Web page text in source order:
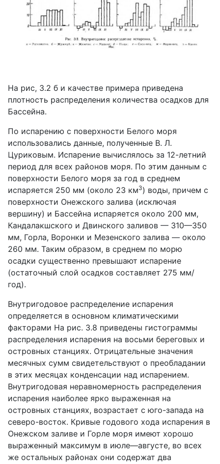
На рис, 3.2 б и качестве примера приведена
плотность распределения количества осадков для
Бассейна.
По испарению с поверхности Белого моря
использовались данные, полученные В. Л.
Цуриковым. Испарение вычислялось за 12-летний
период для всех районов моря. По этим данным с
поверхности Белого моря за год в среднем
испаряется 250 мм (около 23 км3) воды, причем с
поверхности Онежского залива (исключая
вершину) и Бассейна испаряется около 200 мм,
Кандалакшского и Двинского заливов — 310—350
мм, Горла, Воронки и Мезенского залива — около
260 мм. Таким образом, в среднем по морю
осадки существенно превышают испарение
(остаточный слой осадков составляет 275 мм/
год).
Внутригодовое распределение испарения
определяется в основном климатическими
факторами На рис. 3.8 приведены гистограммы
распределения испарения на восьми береговых и
островных станциях. Отрицательные значения
месячных сумм свидетельствуют о преобладании
в этих месяцах конденсации над испарением.
Внутригодовая неравномерность распределения
испарения наиболее ярко выраженная на
островных станциях, возрастает с юго-запада на
северо-восток. Кривые годового хода испарения в
Онежском заливе и Горле моря имеют хорошо
выраженный максимум в июле—августе, во всех
же остальных районах они содержат два